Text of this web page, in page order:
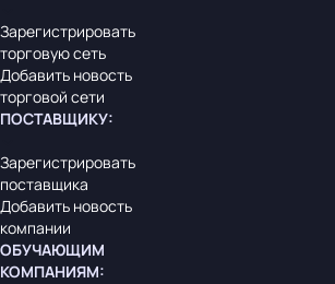
Зарегистрировать
торговую сеть
Добавить новость
торговой сети
ПОСТАВЩИКУ:
Зарегистрировать
поставщика
Добавить новость
компании
ОБУЧАЮЩИМ
КОМПАНИЯМ: